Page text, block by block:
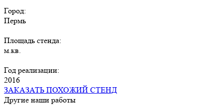
Город:
Пермь
Площадь стенда:
м.кв.
Год реализации:
2016
ЗАКАЗАТЬ ПОХОЖИЙ СТЕНД
Другие наши работы